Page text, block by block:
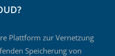
Plattform zur Vernetzung
Speicherung von